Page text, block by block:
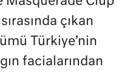
çıkan
Türkiye’nin
facialarından